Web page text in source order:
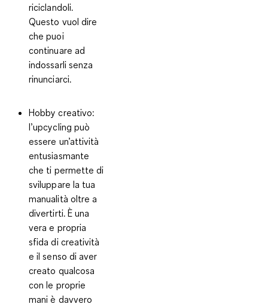
riciclandoli.
Questo vuol dire
che puoi
continuare ad
indossarli senza
rinunciarci.
Hobby creativo:
l’upcycling può
essere un’attività
entusiasmante
che ti permette di
sviluppare la tua
manualità oltre a
divertirti. È una
vera e propria
sfida di creatività
e il senso di aver
creato qualcosa
con le proprie
mani è davvero